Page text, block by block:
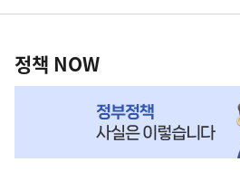
영
책
NOW,
정책 NOW